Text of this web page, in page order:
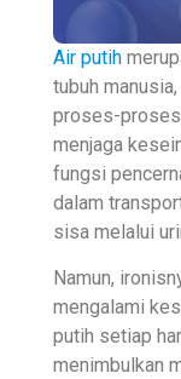
Air putih
tubuh
proses-
menjaga
fungsi
dalam
sisa melalui
Namun,
mengalami
putih setiap
menimbulkan